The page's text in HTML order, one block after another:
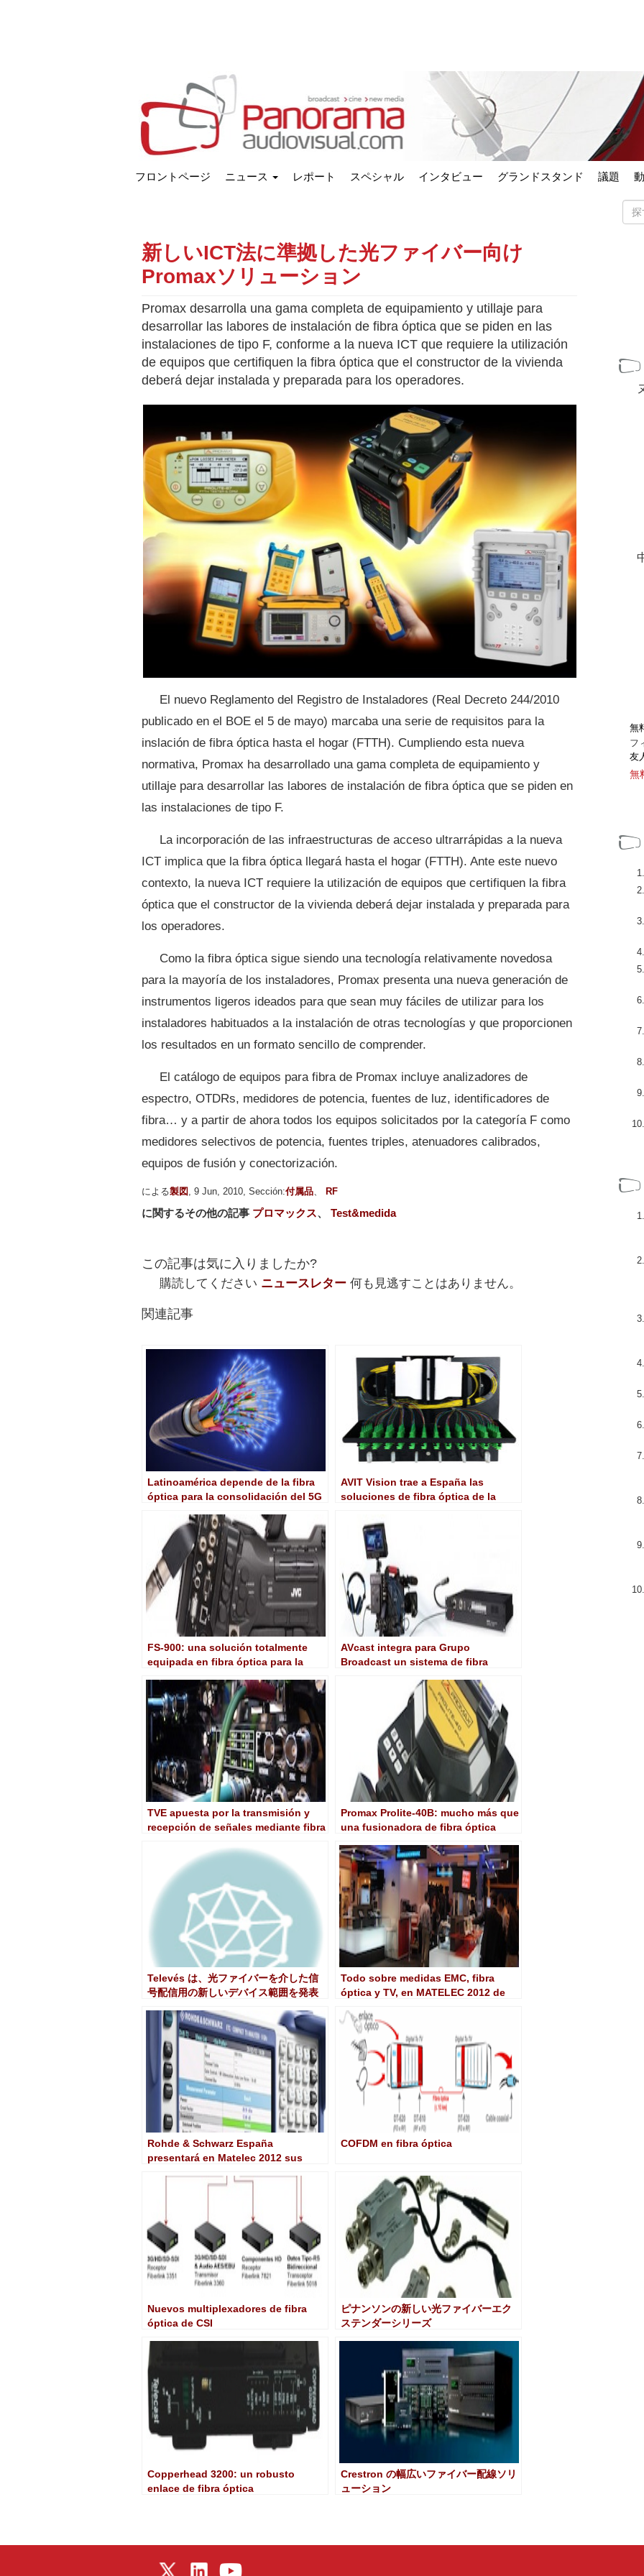
フロントページ ニュース レポート スペシャル インタビュー グランドスタンド 議題
新しいICT法に準拠した光ファイバー向け
Promaxソリューション
Promax desarrolla una gama completa de equipamiento y utillaje para
desarrollar las labores de instalación de fibra óptica que se piden en las
instalaciones de tipo F, conforme a la nueva ICT que requiere la utilización
de equipos que certifiquen la fibra óptica que el constructor de la vivienda
deberá dejar instalada y preparada para los operadores.
El nuevo Reglamento del Registro de Instaladores (Real Decreto 244/2010
publicado en el BOE el 5 de mayo) marcaba una serie de requisitos para la
inslación de fibra óptica hasta el hogar (FTTH). Cumpliendo esta nueva
normativa, Promax ha desarrollado una gama completa de equipamiento y
utillaje para desarrollar las labores de instalación de fibra óptica que se piden en
las instalaciones de tipo F.
La incorporación de las infraestructuras de acceso ultrarrápidas a la nueva
ICT implica que la fibra óptica llegará hasta el hogar (FTTH). Ante este nuevo
contexto, la nueva ICT requiere la utilización de equipos que certifiquen la fibra
óptica que el constructor de la vivienda deberá dejar instalada y preparada para
los operadores.
Como la fibra óptica sigue siendo una tecnología relativamente novedosa
para la mayoría de los instaladores, Promax presenta una nueva generación de
instrumentos ligeros ideados para que sean muy fáciles de utilizar para los
instaladores habituados a la instalación de otras tecnologías y que proporcionen
los resultados en un formato sencillo de comprender.
El catálogo de equipos para fibra de Promax incluye analizadores de
espectro, OTDRs, medidores de potencia, fuentes de luz, identificadores de
fibra… y a partir de ahora todos los equipos solicitados por la categoría F como
medidores selectivos de potencia, fuentes triples, atenuadores calibrados,
equipos de fusión y conectorización.
による製図 , 9 Jun, 2010, Sección:付属品 RF
に関するその他の記事 プロマックス、 Test&medida
この記事は気に入りましたか?
購読してください ニュースレター 何も見逃すことはありません。
関連記事
Latinoamérica depende de la fibra
óptica para la consolidación del 5G
AVIT Vision trae a España las
soluciones de fibra óptica de la
Technology
FS-900: una solución totalmente
equipada en fibra óptica para la
AVcast integra para Grupo
Broadcast un sistema de fibra
TVE apuesta por la transmisión y
recepción de señales mediante fibra
en informativos
Promax Prolite-40B: mucho más que
una fusionadora de fibra óptica
Televés は、光ファイバーを介した信
号配信用の新しいデバイス範囲を発表
Todo sobre medidas EMC, fibra
óptica y TV, en MATELEC 2012 de
Rohde & Schwarz España
presentará en Matelec 2012 sus
EMC, fibra óptica y TV
COFDM en fibra óptica
Nuevos multiplexadores de fibra
óptica de CSI
ピナンソンの新しい光ファイバーエク
ステンダーシリーズ
Copperhead 3200: un robusto
enlace de fibra óptica
Crestron の幅広いファイバー配線ソリ
ューション
無
フ
友
無